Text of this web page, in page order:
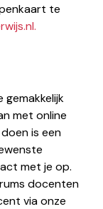
te
.
gemakkelijk
met online
is een
met je op.
docenten
via onze